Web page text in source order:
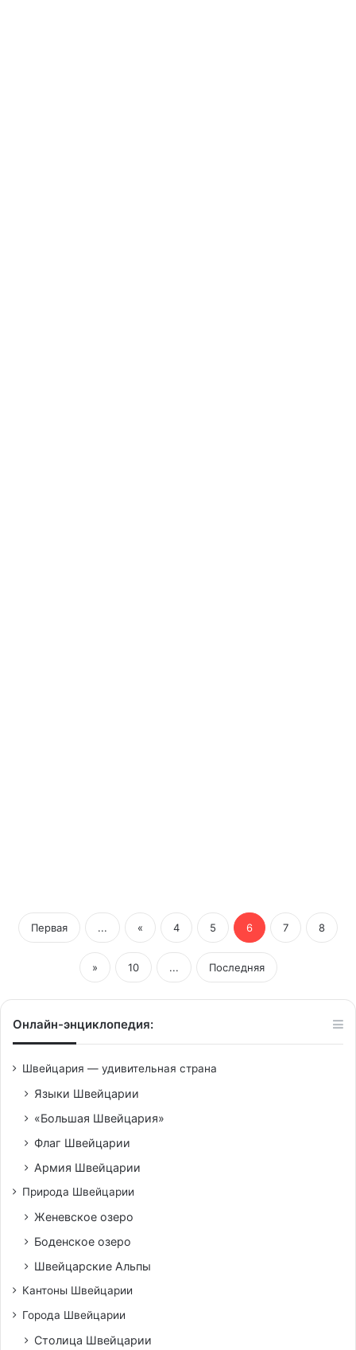
Первая ... « 4 5 6 7 8
» 10 ... Последняя
Онлайн-энциклопедия:
Швейцария — удивительная страна
Языки Швейцарии
«Большая Швейцария»
Флаг Швейцарии
Армия Швейцарии
Природа Швейцарии
Женевское озеро
Боденское озеро
Швейцарские Альпы
Кантоны Швейцарии
Города Швейцарии
Столица Швейцарии